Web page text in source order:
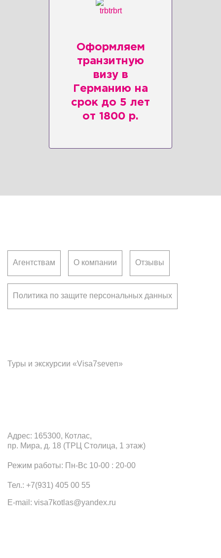
Оформляем
транзитную
визу в
Германию на
срок до 5 лет
от 1800 р.
Адрес: 165300, Котлас,
пр. Мира, д. 18 (ТРЦ Столица, 1 этаж)
Режим работы: Пн-Вс 10-00 : 20-00
Тел.: +7(931) 405 00 55
E-mail: visa7kotlas@yandex.ru
Агентствам О компании Отзывы
Политика по защите персональных данных
Туры и экскурсии «Visa7seven»